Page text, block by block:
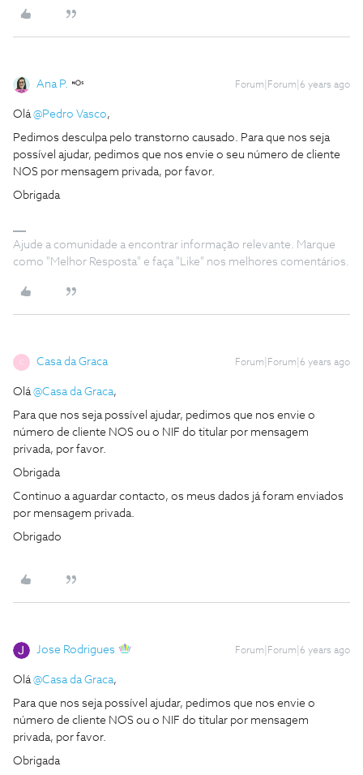
Ana P. Forum|Forum|6 years ago
Olá@Pedro Vasco,
Pedimos desculpa pelo transtorno causado. Para que nos seja
possível ajudar, pedimos que nos envie o seu número de cliente
NOS por mensagem privada, por favor.
Obrigada
Ajude a comunidade a encontrar informação relevante. Marque
como "Melhor Resposta" e faça "Like" nos melhores comentários.
C Casa da Graca Forum|Forum|6 years ago
Olá@Casa da Graca,
Para que nos seja possível ajudar, pedimos que nos envie o
número de cliente NOS ou o NIF do titular por mensagem
privada, por favor.
Obrigada
Continuo a aguardar contacto, os meus dados já foram enviados
por mensagem privada.
Obrigado
Jose Rodrigues Forum|Forum|6 years ago
Olá@Casa da Graca,
Para que nos seja possível ajudar, pedimos que nos envie o
número de cliente NOS ou o NIF do titular por mensagem
privada, por favor.
Obrigada